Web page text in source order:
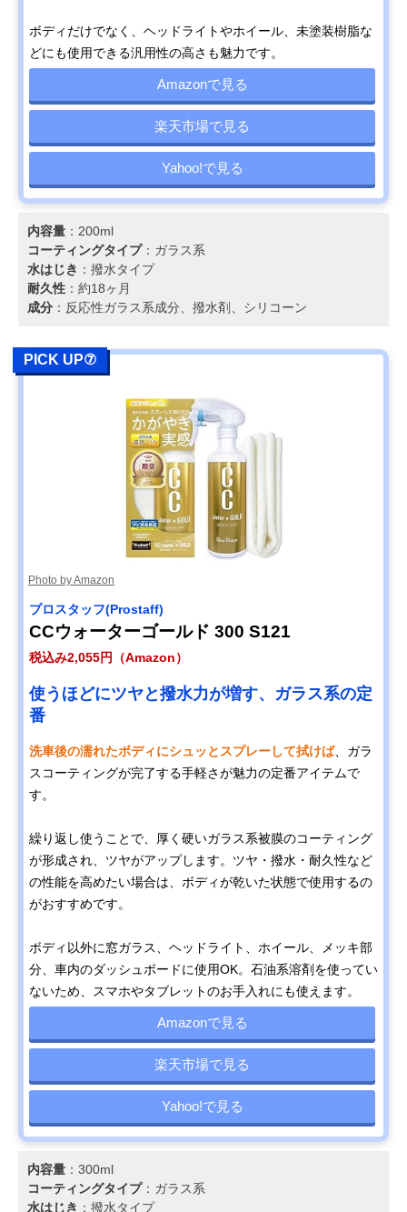
ボディだけでなく、ヘッドライトやホイール、未塗装樹脂な
どにも使用できる汎用性の高さも魅力です。
Amazonで見る
楽天市場で見る
Yahoo!で見る
内容量 ：200ml
コーティングタイプ：ガラス系
水はじき ：撥水タイプ
耐久性 ：約18ヶ月
成分 ：反応性ガラス系成分、撥水剤、シリコーン
PICK UP⑦
Photo by Amazon
プロスタッフ(Prostaff)
CCウォーターゴールド 300 S121
税込み2,055円（Amazon）
使うほどにツヤと撥水力が増す、ガラス系の定
番
洗車後の濡れたボディにシュッとスプレーして拭けば、ガラ
スコーティングが完了する手軽さが魅力の定番アイテムで
す。
繰り返し使うことで、厚く硬いガラス系被膜のコーティング
が形成され、ツヤがアップします。ツヤ・撥水・耐久性など
の性能を高めたい場合は、ボディが乾いた状態で使用するの
がおすすめです。
ボディ以外に窓ガラス、ヘッドライト、ホイール、メッキ部
分、車内のダッシュボードに使用OK。石油系溶剤を使ってい
ないため、スマホやタブレットのお手入れにも使えます。
Amazonで見る
楽天市場で見る
Yahoo!で見る
内容量 ：300ml
コーティングタイプ：ガラス系
水はじき ：撥水タイプ